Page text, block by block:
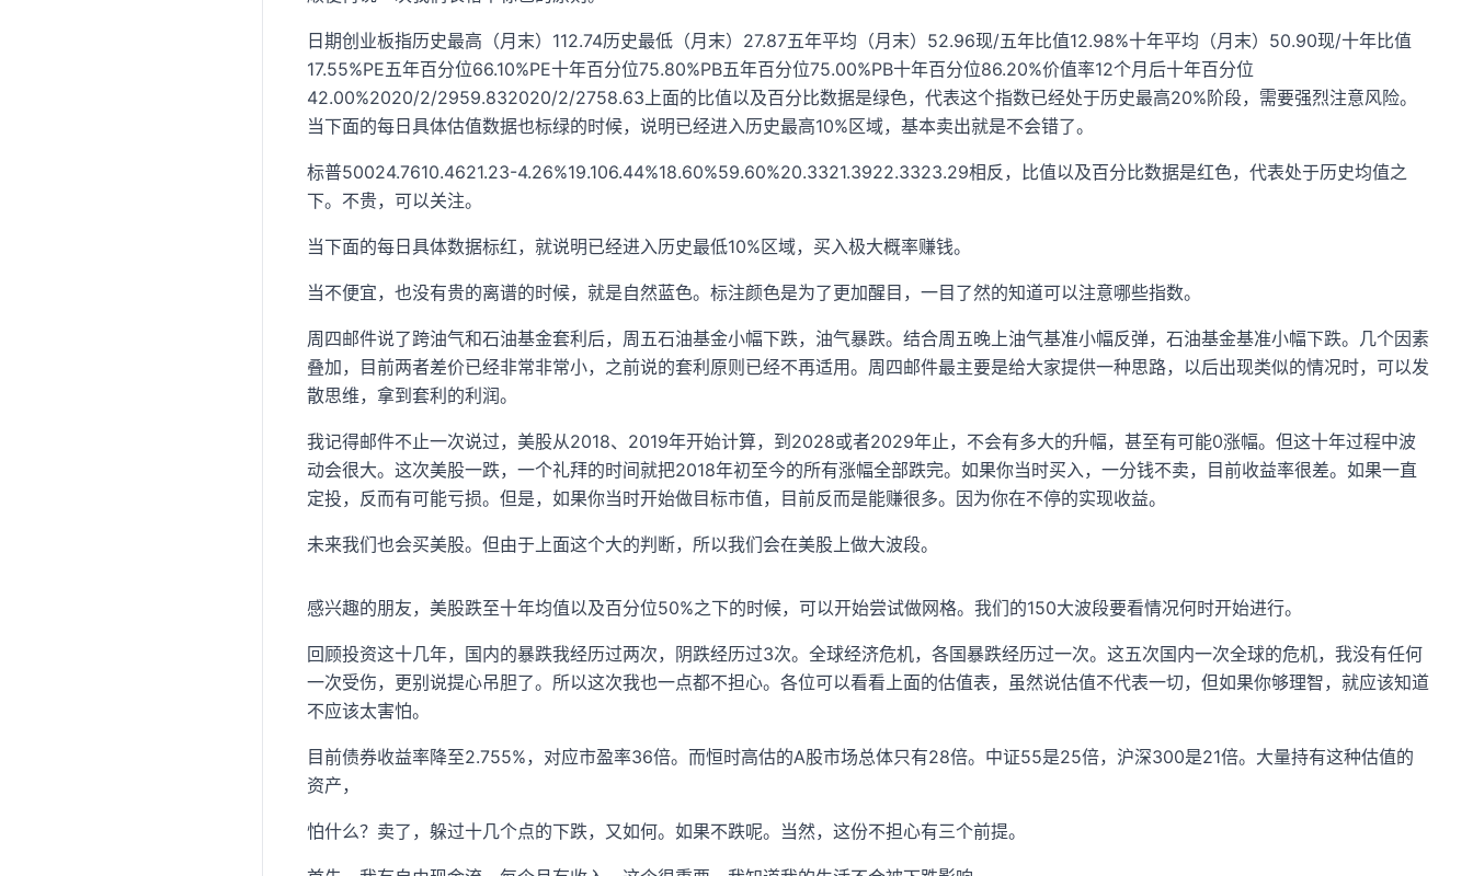
日期创业板指历史最高（月末）112.74历史最低（月末）27.87五年平均（月末）52.96现/五年比值12.98%十年平均（月末）50.90现/十年比值
17.55%PE五年百分位66.10%PE十年百分位75.80%PB五年百分位75.00%PB十年百分位86.20%价值率12个月后十年百分位
42.00%2020/2/2959.832020/2/2758.63上面的比值以及百分比数据是绿色，代表这个指数已经处于历史最高20%阶段，需要强烈注意风险。
当下面的每日具体估值数据也标绿的时候，说明已经进入历史最高10%区域，基本卖出就是不会错了。
标普50024.7610.4621.23-4.26%19.106.44%18.60%59.60%20.3321.3922.3323.29相反，比值以及百分比数据是红色，代表处于历史均值之
下。不贵，可以关注。
当下面的每日具体数据标红，就说明已经进入历史最低10%区域，买入极大概率赚钱。
当不便宜，也没有贵的离谱的时候，就是自然蓝色。标注颜色是为了更加醒目，一目了然的知道可以注意哪些指数。
周四邮件说了跨油气和石油基金套利后，周五石油基金小幅下跌，油气暴跌。结合周五晚上油气基准小幅反弹，石油基金基准小幅下跌。几个因素
叠加，目前两者差价已经非常非常小，之前说的套利原则已经不再适用。周四邮件最主要是给大家提供一种思路，以后出现类似的情况时，可以发
散思维，拿到套利的利润。
我记得邮件不止一次说过，美股从2018、2019年开始计算，到2028或者2029年止，不会有多大的升幅，甚至有可能0涨幅。但这十年过程中波
动会很大。这次美股一跌，一个礼拜的时间就把2018年初至今的所有涨幅全部跌完。如果你当时买入，一分钱不卖，目前收益率很差。如果一直
定投，反而有可能亏损。但是，如果你当时开始做目标市值，目前反而是能赚很多。因为你在不停的实现收益。
未来我们也会买美股。但由于上面这个大的判断，所以我们会在美股上做大波段。
感兴趣的朋友，美股跌至十年均值以及百分位50%之下的时候，可以开始尝试做网格。我们的150大波段要看情况何时开始进行。
回顾投资这十几年，国内的暴跌我经历过两次，阴跌经历过3次。全球经济危机，各国暴跌经历过一次。这五次国内一次全球的危机，我没有任何
一次受伤，更别说提心吊胆了。所以这次我也一点都不担心。各位可以看看上面的估值表，虽然说估值不代表一切，但如果你够理智，就应该知道
不应该太害怕。
目前债券收益率降至2.755%，对应市盈率36倍。而恒时高估的A股市场总体只有28倍。中证55是25倍，沪深300是21倍。大量持有这种估值的
资产，
怕什么？卖了，躲过十几个点的下跌，又如何。如果不跌呢。当然，这份不担心有三个前提。